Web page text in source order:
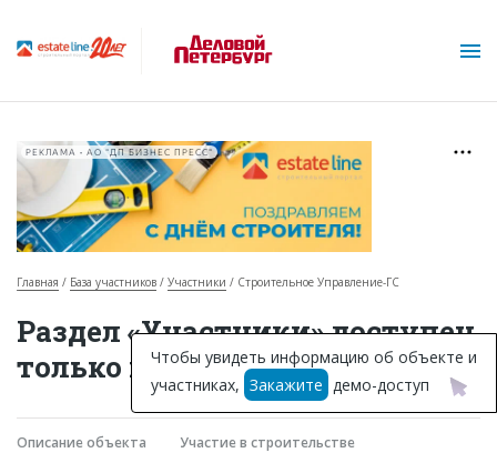
Горячие объекты
База строящихся объектов
Инвестпроекты
РЕКЛАМА • АО "ДП БИЗНЕС ПРЕСС"
Главная База участников Участники Строительное Управление-ГС
Раздел «Участники» доступен
только подписчикам
Описание объекта Участие в строительстве
Чтобы увидеть информацию об объекте и
участниках, Закажите демо-доступ